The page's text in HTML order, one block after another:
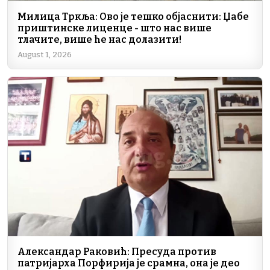
Милица Тркља: Ово је тешко објаснити: Џабе
приштинске лиценце - што нас више
тлачите, више ће нас долазити!
August 1, 2026
Александар Раковић: Пресуда против
патријарха Порфирија је срамна, она је део